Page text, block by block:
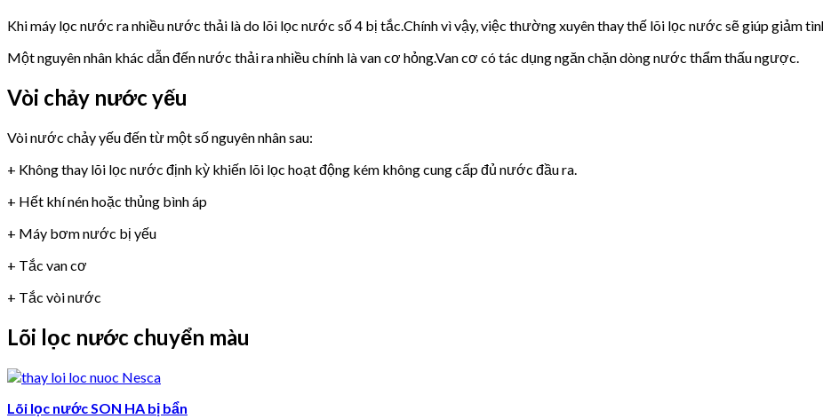
Khi máy lọc nước ra nhiều nước thải là do lõi lọc nước số 4 bị tắc.Chính vì vậy, việc thường xuyên thay thế lõi lọc nước sẽ giúp giảm
Một nguyên nhân khác dẫn đến nước thải ra nhiều chính là van cơ hỏng.Van cơ có tác dụng ngăn chặn dòng nước thẩm thấu ngược.
Vòi chảy nước yếu
Vòi nước chảy yếu đến từ một số nguyên nhân sau:
+ Không thay lõi lọc nước định kỳ khiến lõi lọc hoạt động kém không cung cấp đủ nước đầu ra.
+ Hết khí nén hoặc thủng bình áp
+ Máy bơm nước bị yếu
+ Tắc van cơ
+ Tắc vòi nước
Lõi lọc nước chuyển màu
Lõi lọc nước SON HA bị bẩn